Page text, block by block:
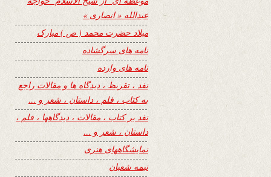
عبدالله « انصاری »
میلاد حضرت محمد ( ص ) مبارک
نامه های سرگشاده
نامه های وارده
نفد ، تقریظ ، دیدگاه ها و مقالات راجع
به کتاب ، فلم ، داستان ، شعر و …
نفد بر کتاب ، مقالات ، دیدگاهها ، فلم ،
داستان ، شعر و …
نمایشگاههای هنری
نیمه شعبان